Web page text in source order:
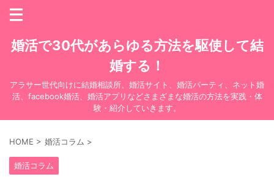
婚活で30代があらゆる方法を駆使して結
婚する！
アラサー世代向けに結婚相談所、婚活サイト、婚活パーティ、ネット婚
活、facebook婚活、婚活アプリなどさまざまな婚活の方法を実践・体
験・紹介していきます。
HOME > 婚活コラム >
婚活コラム